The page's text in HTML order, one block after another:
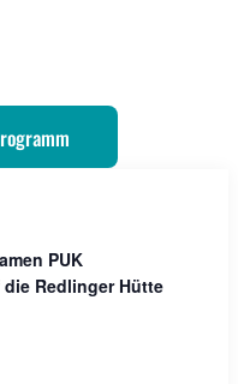
PUK
Redlinger Hütte